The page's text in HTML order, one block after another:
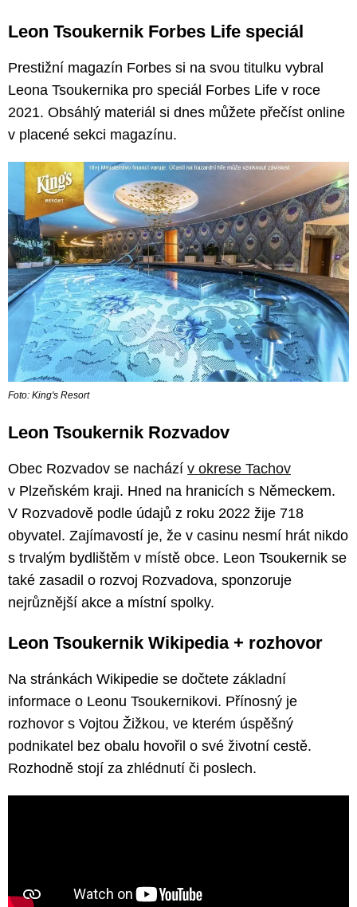
Leon Tsoukernik Forbes Life speciál
Prestižní magazín Forbes si na svou titulku vybral
Leona Tsoukernika pro speciál Forbes Life v roce
2021. Obsáhlý materiál si dnes můžete přečíst online
v placené sekci magazínu.
Foto: King's Resort
Leon Tsoukernik Rozvadov
Obec Rozvadov se nachází v okrese Tachov
v Plzeňském kraji. Hned na hranicích s Německem.
V Rozvadově podle údajů z roku 2022 žije 718
obyvatel. Zajímavostí je, že v casinu nesmí hrát nikdo
s trvalým bydlištěm v místě obce. Leon Tsoukernik se
také zasadil o rozvoj Rozvadova, sponzoruje
nejrůznější akce a místní spolky.
Leon Tsoukernik Wikipedia + rozhovor
Na stránkách Wikipedie se dočtete základní
informace o Leonu Tsoukernikovi. Přínosný je
rozhovor s Vojtou Žižkou, ve kterém úspěšný
podnikatel bez obalu hovořil o své životní cestě.
Rozhodně stojí za zhlédnutí či poslech.